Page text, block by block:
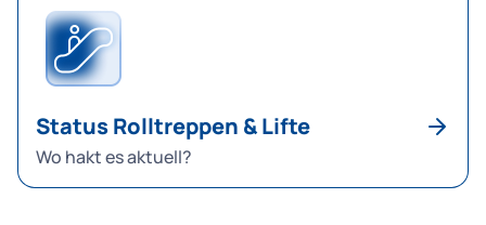
Status Rolltreppen & Lifte
Wo hakt es aktuell?